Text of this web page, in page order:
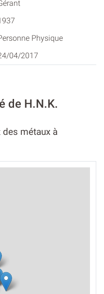
Physique
04/2017
de H.N.K.
métaux à